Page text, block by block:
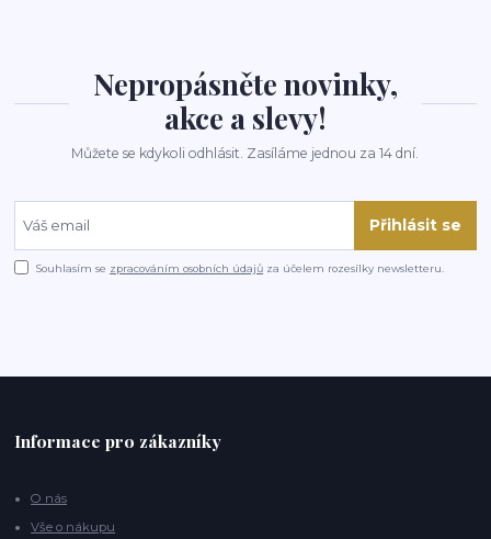
Nepropásněte novinky,
akce a slevy!
Můžete se kdykoli odhlásit. Zasíláme jednou za 14 dní.
Přihlásit se
Souhlasím se zpracováním osobních údajů za účelem rozesílky newsletteru.
Informace pro zákazníky
O nás
Vše o nákupu